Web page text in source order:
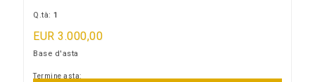
Q.tà:1
EUR 3.000,00
Base d'asta
Termine asta: